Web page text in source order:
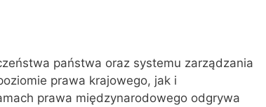
państwa oraz systemu zarządzania
prawa krajowego, jak i
prawa międzynarodowego odgrywa